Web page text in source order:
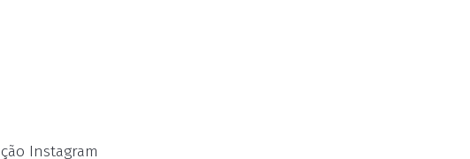
Instagram